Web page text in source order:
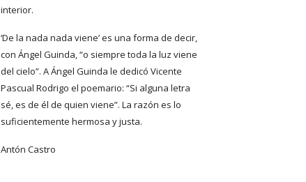
interior.
‘De la nada nada viene’ es una forma de decir,
con Ángel Guinda, “o siempre toda la luz viene
del cielo”. A Ángel Guinda le dedicó Vicente
Pascual Rodrigo el poemario: “Si alguna letra
sé, es de él de quien viene”. La razón es lo
suficientemente hermosa y justa.
Antón Castro